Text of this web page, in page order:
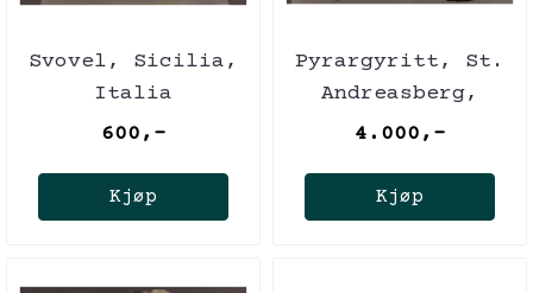
Svovel, Sicilia,
Italia
600,-
Kjøp
Pyrargyritt, St.
Andreasberg,
Tyskland
4.000,-
Kjøp